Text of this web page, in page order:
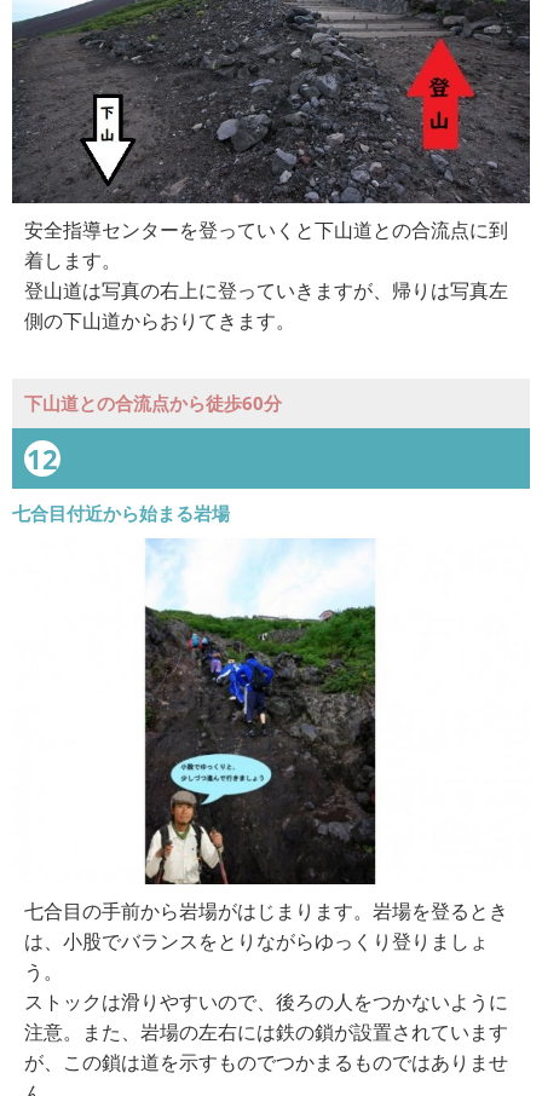
安全指導センターを登っていくと下山道との合流点に到
着します。
登山道は写真の右上に登っていきますが、帰りは写真左
側の下山道からおりてきます。
下山道との合流点から徒歩60分
12
七合目付近から始まる岩場
七合目の手前から岩場がはじまります。岩場を登るとき
は、小股でバランスをとりながらゆっくり登りましょ
う。
ストックは滑りやすいので、後ろの人をつかないように
注意。また、岩場の左右には鉄の鎖が設置されています
が、この鎖は道を示すものでつかまるものではありませ